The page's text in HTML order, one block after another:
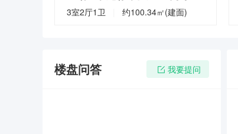
3室2厅1卫 约100.34㎡(建面)
楼盘问答 我要提问